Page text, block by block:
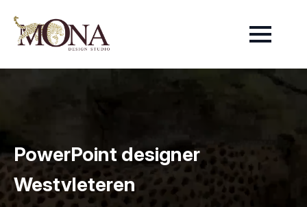
PowerPoint designer
Westvleteren